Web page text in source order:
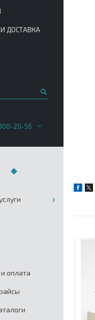
ДОСТАВКА
20-56
оплата